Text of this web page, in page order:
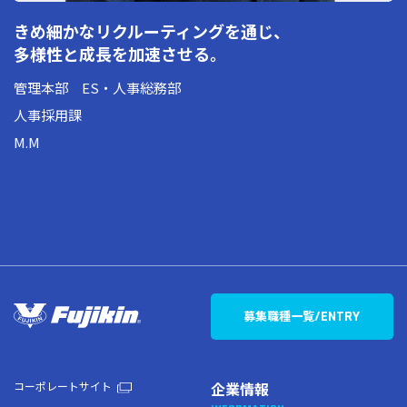
きめ細かなリクルーティングを通じ、
多様性と成長を加速させる。
管理本部 ES・人事総務部
人事採用課
M.M
コーポレートサイト
募集職種一覧/ENTRY
企業情報